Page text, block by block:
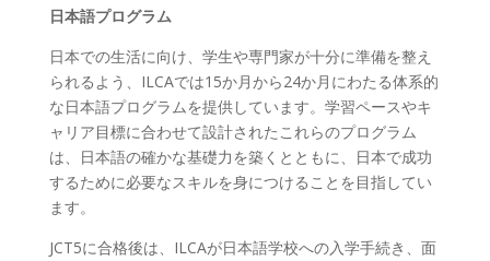
日本語プログラム
日本での生活に向け、学生や専門家が十分に準備を整え
られるよう、ILCAでは15か月から24か月にわたる体系的
な日本語プログラムを提供しています。学習ペースやキ
ャリア目標に合わせて設計されたこれらのプログラム
は、日本語の確かな基礎力を築くとともに、日本で成功
するために必要なスキルを身につけることを目指してい
ます。
JCT5に合格後は、ILCAが日本語学校への入学手続き、面